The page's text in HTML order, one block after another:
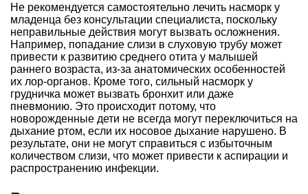
Не рекомендуется самостоятельно лечить насморк у
младенца без консультации специалиста, поскольку
неправильные действия могут вызвать осложнения.
Например, попадание слизи в слуховую трубу может
привести к развитию среднего отита у малышей
раннего возраста, из-за анатомических особенностей
их лор-органов. Кроме того, сильный насморк у
грудничка может вызвать бронхит или даже
пневмонию. Это происходит потому, что
новорожденные дети не всегда могут переключиться на
дыхание ртом, если их носовое дыхание нарушено. В
результате, они не могут справиться с избыточным
количеством слизи, что может привести к аспирации и
распространению инфекции.